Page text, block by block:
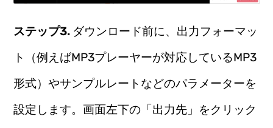
ステップ3. ダウンロード前に、出力フォーマッ
ト（例えばMP3プレーヤーが対応しているMP3
形式）やサンプルレートなどのパラメーターを
設定します。画面左下の「出力先」をクリック